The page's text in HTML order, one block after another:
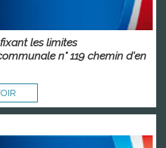
les limites
n° 119 chemin d'en